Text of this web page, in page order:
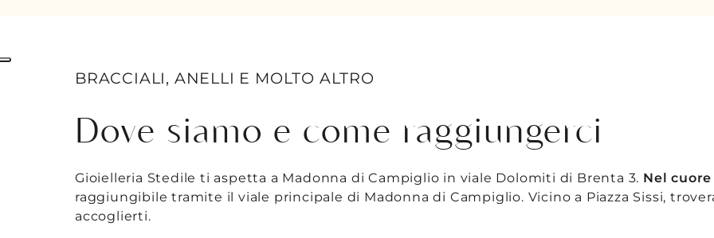
BRACCIALI, ANELLI E MOLTO ALTRO
Dove siamo e come raggiungerci
Gioielleria Stedile ti aspetta a Madonna di Campiglio in viale Dolomiti di Brenta 3. Nel
raggiungibile tramite il viale principale di Madonna di Campiglio. Vicino a Piazza Sissi,
accoglierti.